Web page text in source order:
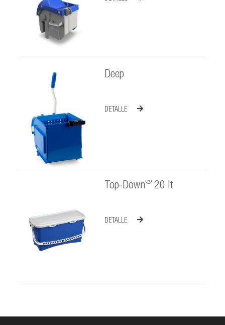
Deep
DETALLE
Top-Down®20 lt
DETALLE